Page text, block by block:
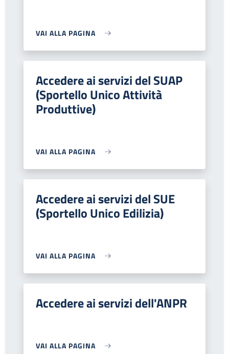
VAI ALLA PAGINA
Accedere ai servizi del SUAP
(Sportello Unico Attività
Produttive)
VAI ALLA PAGINA
Accedere ai servizi del SUE
(Sportello Unico Edilizia)
VAI ALLA PAGINA
Accedere ai servizi dell'ANPR
VAI ALLA PAGINA